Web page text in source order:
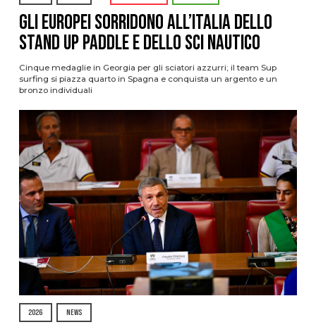
Gli Europei sorridono all’Italia dello
stand up paddle e dello sci nautico
Cinque medaglie in Georgia per gli sciatori azzurri; il team Sup
surfing si piazza quarto in Spagna e conquista un argento e un
bronzo individuali
2026 NEWS